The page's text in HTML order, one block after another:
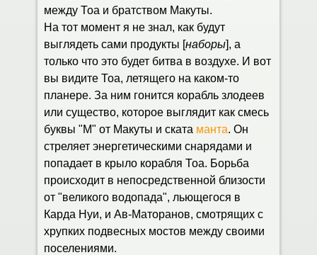
между Тоа и братством Макуты.
На тот момент я не знал, как будут
выглядеть сами продукты [наборы], а
только что это будет битва в воздухе. И вот
вы видите Тоа, летящего на каком-то
планере. За ним гонится корабль злодеев
или существо, которое выглядит как смесь
буквы "М" от Макуты и ската манта. Он
стреляет энергетическими снарядами и
попадает в крыло корабля Тоа. Борьба
происходит в непосредственной близости
от "великого водопада", льющегося в
Карда Нуи, и Ав-Маторанов, смотрящих с
хрупких подвесных мостов между своими
поселениями.